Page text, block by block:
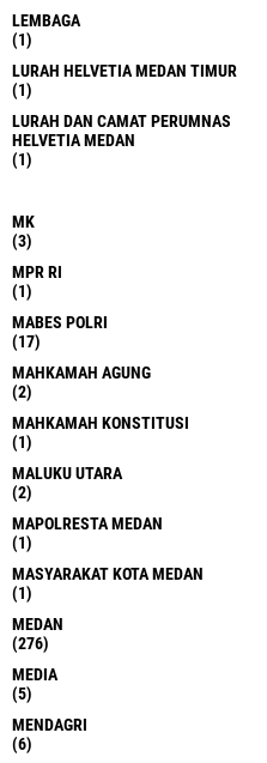
LEMBAGA
(1)
LURAH HELVETIA MEDAN TIMUR
(1)
LURAH DAN CAMAT PERUMNAS
HELVETIA MEDAN
(1)
MK
(3)
MPR RI
(1)
MABES POLRI
(17)
MAHKAMAH AGUNG
(2)
MAHKAMAH KONSTITUSI
(1)
MALUKU UTARA
(2)
MAPOLRESTA MEDAN
(1)
MASYARAKAT KOTA MEDAN
(1)
MEDAN
(276)
MEDIA
(5)
MENDAGRI
(6)